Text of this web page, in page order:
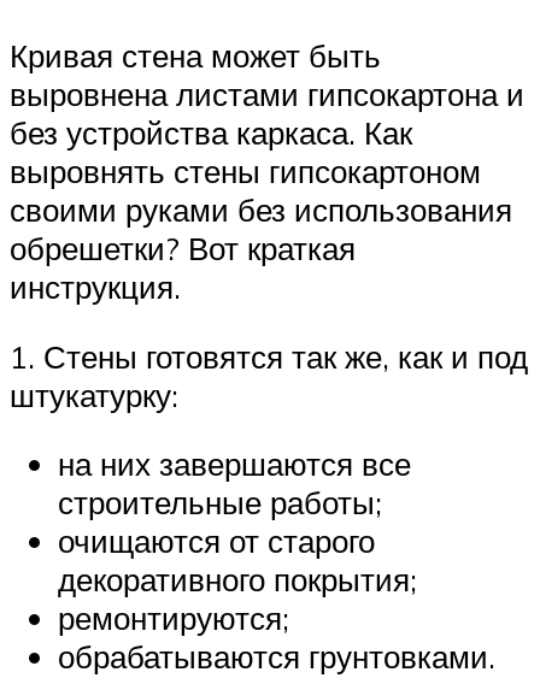
Кривая стена может быть
выровнена листами гипсокартона и
без устройства каркаса. Как
выровнять стены гипсокартоном
своими руками без использования
обрешетки? Вот краткая
инструкция.
1. Стены готовятся так же, как и под
штукатурку:
на них завершаются все
строительные работы;
очищаются от старого
декоративного покрытия;
ремонтируются;
обрабатываются грунтовками.